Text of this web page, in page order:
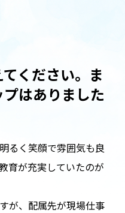
ください。ま
はありました
るく笑顔で雰囲気も良
育が充実していたのが
が、配属先が現場仕事